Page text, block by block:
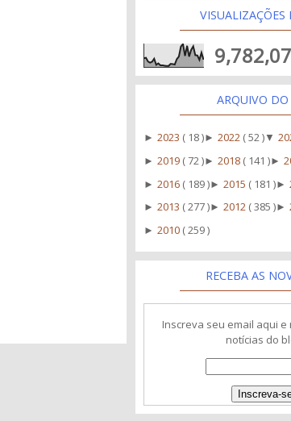
VISUALIZAÇÕES
ARQUIVO
►2023 ( 18 )►2022 ( 52 ) ▼
►2019 ( 72 )►2018 ( 141 )►
►2016 ( 189 )►2015 ( 181 )►
►2013 ( 277 )►2012 ( 385 )►
►2010 ( 259 )
RECEBA AS
Inscreva seu email aqui
notícias do